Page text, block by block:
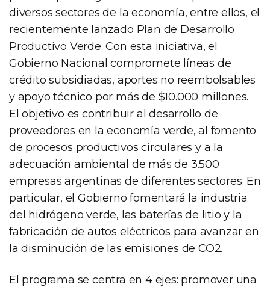
diversos sectores de la economía, entre ellos, el
recientemente lanzado Plan de Desarrollo
Productivo Verde. Con esta iniciativa, el
Gobierno Nacional compromete líneas de
crédito subsidiadas, aportes no reembolsables
y apoyo técnico por más de $10.000 millones.
El objetivo es contribuir al desarrollo de
proveedores en la economía verde, al fomento
de procesos productivos circulares y a la
adecuación ambiental de más de 3.500
empresas argentinas de diferentes sectores. En
particular, el Gobierno fomentará la industria
del hidrógeno verde, las baterías de litio y la
fabricación de autos eléctricos para avanzar en
la disminución de las emisiones de CO2.
El programa se centra en 4 ejes: promover una